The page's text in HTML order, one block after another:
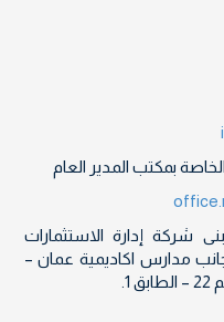
بمكتب المدير العام
شركة إدارة الاستثمارات
مدارس اكاديمية عمان –